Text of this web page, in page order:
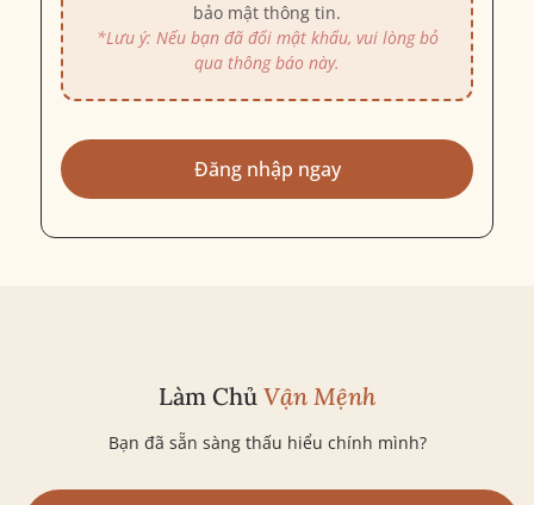
bảo mật thông tin.
*Lưu ý: Nếu bạn đã đổi mật khẩu, vui lòng bỏ
qua thông báo này.
Đăng nhập ngay
Làm Chủ Vận Mệnh
Bạn đã sẵn sàng thấu hiểu chính mình?